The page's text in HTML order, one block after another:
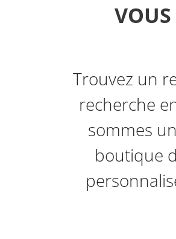
Trouvez un
recherche
sommes
boutique